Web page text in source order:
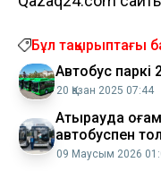
Бұл тақырыптағы
Автобус паркі
20 Қазан 2025 07:44
Атырауда
автобуспен
09 Маусым 2026